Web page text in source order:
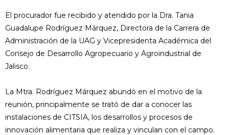
El procurador fue recibido y atendido por la Dra. Tania
Guadalupe Rodríguez Márquez, Directora de la Carrera de
Administración de la UAG y Vicepresidenta Académica del
Consejo de Desarrollo Agropecuario y Agroindustrial de
Jalisco.
La Mtra. Rodríguez Márquez abundó en el motivo de la
reunión, principalmente se trató de dar a conocer las
instalaciones de CITSIA, los desarrollos y procesos de
innovación alimentaria que realiza y vinculan con el campo.